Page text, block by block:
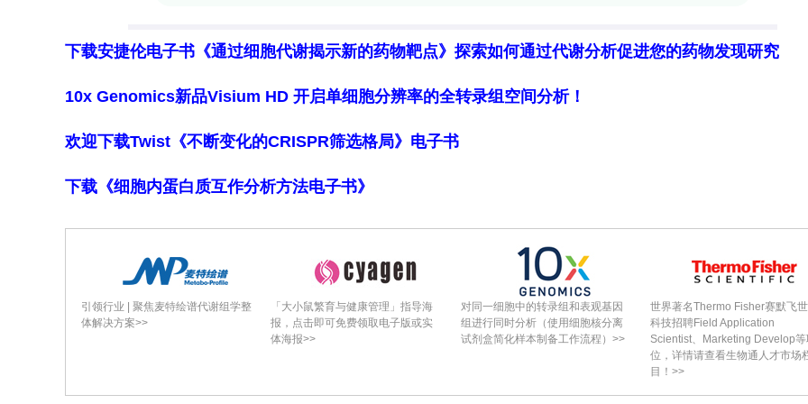
HSC-II retain memory of inflammation（HSC-iM保留炎症记忆）
HMGA1、SPI1），证明炎症消退后分子改变主要在HSC-iM持久存在。HSC-iM染色质及转
程序与人的CD8+记忆T细胞（TM）共享AP-1家族基序（5′-TGAG/CTCA-3′），区别于BCG
诱导的"训练免疫（trained immunity）"程序，表明HSC-iM是具炎症记忆特征的独特HSC状
HSC-iM in pathophysiological contexts
HSC-iM程序在ICU-COVID康复患者（重症COVID-19感染后2–4个月）外周血HSCs染色质
可及性及转录水平显著高于ICU对照及健康供体；在中老年人（40–90岁）HSCs中较青年
（18–40岁）显著富集并与已发表老化HSC标志重叠；在儿童SCD患者HSCs中也显著富集
证实HSC-iM反映累积炎症负荷——见于严重感染、炎性衰老及慢性炎症性疾病。
下载安捷伦电子书《通过细胞代谢揭示新的药物靶点》探索如何通过代谢分析促进您的药物发现研究
10x Genomics新品Visium HD 开启单细胞分辨率的全转录组空间分析！
欢迎下载Twist《不断变化的CRISPR筛选格局》电子书
下载《细胞内蛋白质互作分析方法电子书》
引领行业 | 聚焦麦特绘谱代谢组学整
体解决方案>>
「大小鼠繁育与健康管理」指导海
报，点击即可免费领取电子版或实
体海报>>
对同一细胞中的转录组和表观基因
组进行同时分析（使用细胞核分离
试剂盒简化样本制备工作流程）>>
世界著名Thermo Fisher赛默飞
科技招聘Field Application
Scientist、Marketing Develop等
位，详情请查看生物通人才市场
目！>>